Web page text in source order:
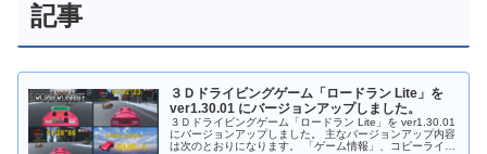
記事
３Ｄドライビングゲーム「ロードラン Lite」を
ver1.30.01 にバージョンアップしました。
３Ｄドライビングゲーム「ロードラン Lite」を ver1.30.01
にバージョンアップしました。 主なバージョンアップ内容
は次のとおりになります。 「ゲーム情報」、コピーライト